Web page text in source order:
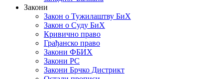
Закони
Закон о Тужилаштву БиХ
Закон о Суду БиХ
Кривично право
Грађанско право
Закони ФБИХ
Закони РС
Закони Брчко Дистрикт